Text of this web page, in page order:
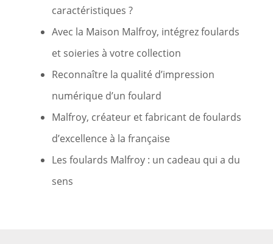
caractéristiques ?
Avec la Maison Malfroy, intégrez foulards
et soieries à votre collection
Reconnaître la qualité d’impression
numérique d’un foulard
Malfroy, créateur et fabricant de foulards
d’excellence à la française
Les foulards Malfroy : un cadeau qui a du
sens